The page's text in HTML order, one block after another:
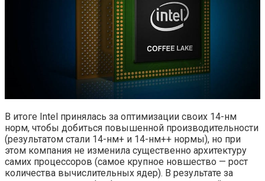
В итоге Intel принялась за оптимизации своих 14-нм
норм, чтобы добиться повышенной производительности
(результатом стали 14-нм+ и 14-нм++ нормы), но при
этом компания не изменила существенно архитектуру
самих процессоров (самое крупное новшество — рост
количества вычислительных ядер). В результате за